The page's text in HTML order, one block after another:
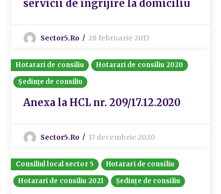
servicii de îngrijire la domiciliu
Sector5.ro 28 februarie 2017
Hotarari de consiliu
Hotarari de consiliu 2020
Ședințe de consiliu
Anexa la HCL nr. 209/17.12.2020
Sector5.ro 17 decembrie 2020
Consiliul local sector 5
Hotarari de consiliu
Hotarari de consiliu 2021
Ședințe de consiliu